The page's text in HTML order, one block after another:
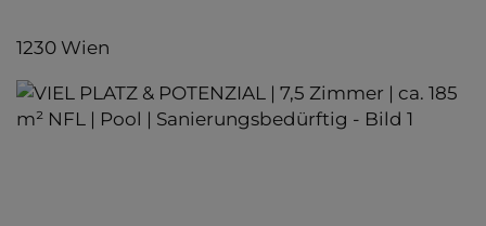
1230 Wien